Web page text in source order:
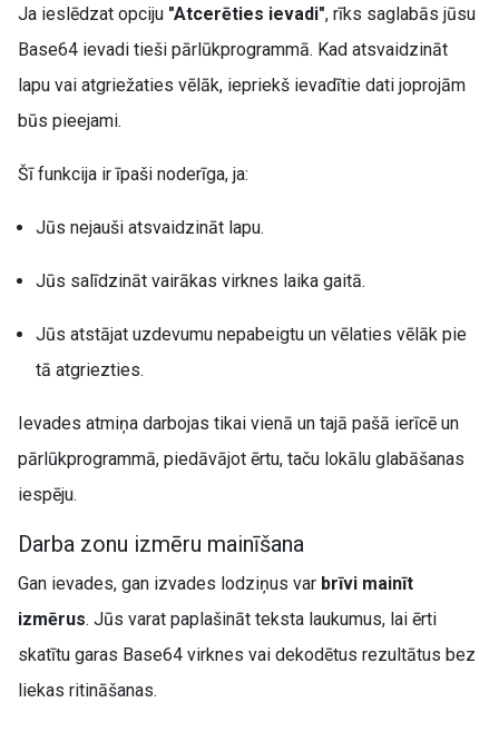
Ja ieslēdzat opciju "Atcerēties ievadi", rīks saglabās jūsu
Base64 ievadi tieši pārlūkprogrammā. Kad atsvaidzināt
lapu vai atgriežaties vēlāk, iepriekš ievadītie dati joprojām
būs pieejami.
Šī funkcija ir īpaši noderīga, ja:
Jūs nejauši atsvaidzināt lapu.
Jūs salīdzināt vairākas virknes laika gaitā.
Jūs atstājat uzdevumu nepabeigtu un vēlaties vēlāk pie
tā atgriezties.
Ievades atmiņa darbojas tikai vienā un tajā pašā ierīcē un
pārlūkprogrammā, piedāvājot ērtu, taču lokālu glabāšanas
iespēju.
Darba zonu izmēru mainīšana
Gan ievades, gan izvades lodziņus var brīvi mainīt
izmērus. Jūs varat paplašināt teksta laukumus, lai ērti
skatītu garas Base64 virknes vai dekodētus rezultātus bez
liekas ritināšanas.